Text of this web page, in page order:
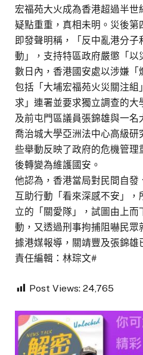
宏福苑大火成為香港超過半
疑點重重，真相未明。災後第
即發聲明稱，「反中亂港分
動」，支持特區政府嚴懲「以
數日內，香港國安處以涉嫌
包括「大埔宏福苑火災關注組
求」連署並要求獨立調查的
及前屯門區議員張錦雄與一名
喬治城大學亞洲法中心高級研
些舉動反映了政府的危機管理
後轉變為維護國安。
他認為，香港當局對民間自發
互助行動「看來深感不安」
立的「關愛隊」，試圖由上而
動，又透過刑事拘捕阻嚇民眾
據港媒報導，關靖豐及張錦雄
責任編輯：林琮文#
Post Views: 24,765